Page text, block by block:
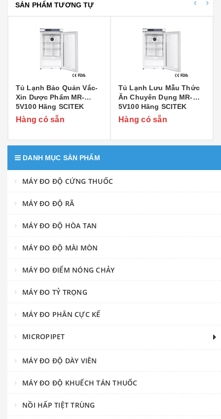
SẢN PHẨM TƯƠNG TỰ
Tủ Lạnh Bảo Quản Vắc-
Xin Dược Phẩm MR-
5V100 Hãng SCITEK
Hàng có sẵn
Tủ Lạnh Lưu Mẫu Thức
Ăn Chuyên Dụng MR-
5V100 Hãng SCITEK
Hàng có sẵn
DANH MỤC SẢN PHẨM
MÁY ĐO ĐỘ CỨNG THUỐC
MÁY ĐO ĐỘ RÃ
MÁY ĐO ĐỘ HÒA TAN
MÁY ĐO ĐỘ MÀI MÒN
MÁY ĐO ĐIỂM NÓNG CHẢY
MÁY ĐO TỶ TRỌNG
MÁY ĐO PHÂN CỰC KẾ
MICROPIPET
MÁY ĐO ĐỘ DÀY VIÊN
MÁY ĐO ĐỘ KHUẾCH TÁN THUỐC
NỒI HẤP TIỆT TRÙNG